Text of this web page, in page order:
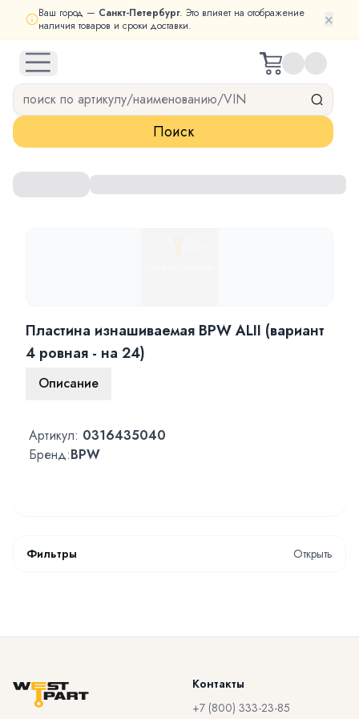
Ваш город — Санкт-Петербург. Это влияет на отображение
наличия товаров и сроки доставки.
×
open navigation menu
Поиск
Пластина изнашиваемая BPW ALII (вариант
4 ровная - на 24)
Описание
Артикул: 0316435040
Бренд:BPW
Фильтры Открыть
Контакты
+7 (800) 333-23-85